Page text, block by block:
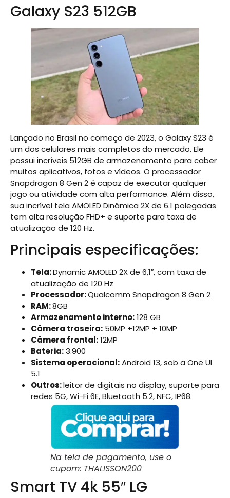
Galaxy S23 512GB
Lançado no Brasil no começo de 2023, o Galaxy S23 é
um dos celulares mais completos do mercado. Ele
possui incríveis 512GB de armazenamento para caber
muitos aplicativos, fotos e vídeos. O processador
Snapdragon 8 Gen 2 é capaz de executar qualquer
jogo ou atividade com alta performance. Além disso,
sua incrível tela AMOLED Dinâmica 2X de 6.1 polegadas
tem alta resolução FHD+ e suporte para taxa de
atualização de 120 Hz.
Principais especificações:
Tela:Dynamic AMOLED 2X de 6,1″, com taxa de
atualização de 120 Hz
Processador:Qualcomm Snapdragon 8 Gen 2
RAM:8GB
Armazenamento interno:128 GB
Câmera traseira: 50MP +12MP + 10MP
Câmera frontal:12MP
Bateria:3.900
Sistema operacional:Android 13, sob a One UI
5.1
Outros:leitor de digitais no display, suporte para
redes 5G, Wi-Fi 6E, Bluetooth 5.2, NFC, IP68.
Na tela de pagamento, use o
cupom: THALISSON200
Smart TV 4k 55″ LG